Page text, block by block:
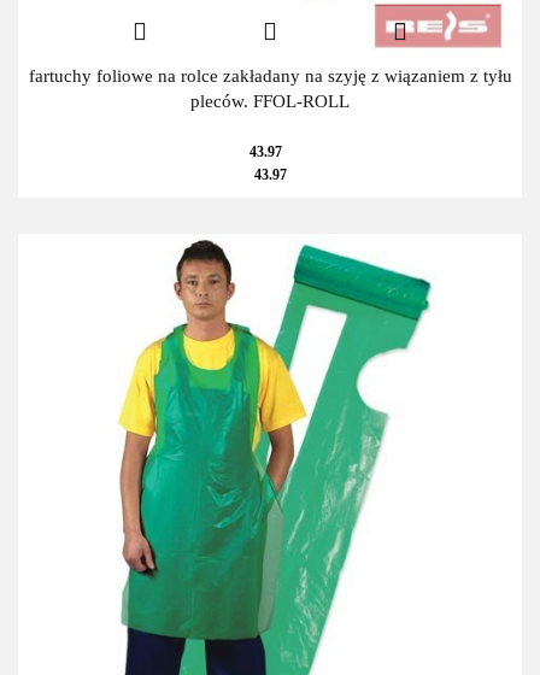
fartuchy foliowe na rolce zakładany na szyję z wiązaniem z tyłu
pleców. FFOL-ROLL
43.97
43.97